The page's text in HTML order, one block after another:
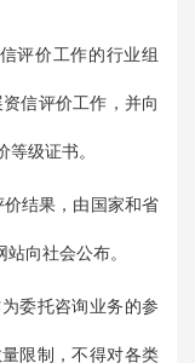
评价工作的行业组
信评价工作，并向
级证书。
结果，由国家和省
向社会公布。
委托咨询业务的参
限制，不得对各类